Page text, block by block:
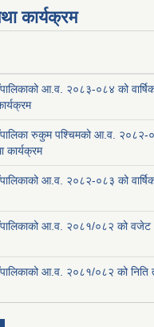
कार्यक्रम
आ.व. २०८३-०८४ को
रुकुम पश्‍चिमको आ.व. २०८२-
कार्यक्रम
आ.व. २०८२-०८३ को
आ.व. २०८१/०८२ को वजेट
आ.व. २०८१/०८२ को निति